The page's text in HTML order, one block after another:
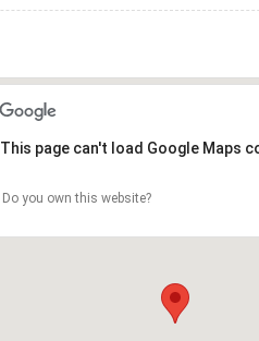
This page can't load Google Maps
Do you own this website?